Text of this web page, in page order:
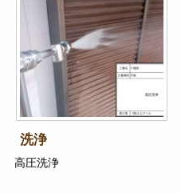
洗浄
高圧洗浄